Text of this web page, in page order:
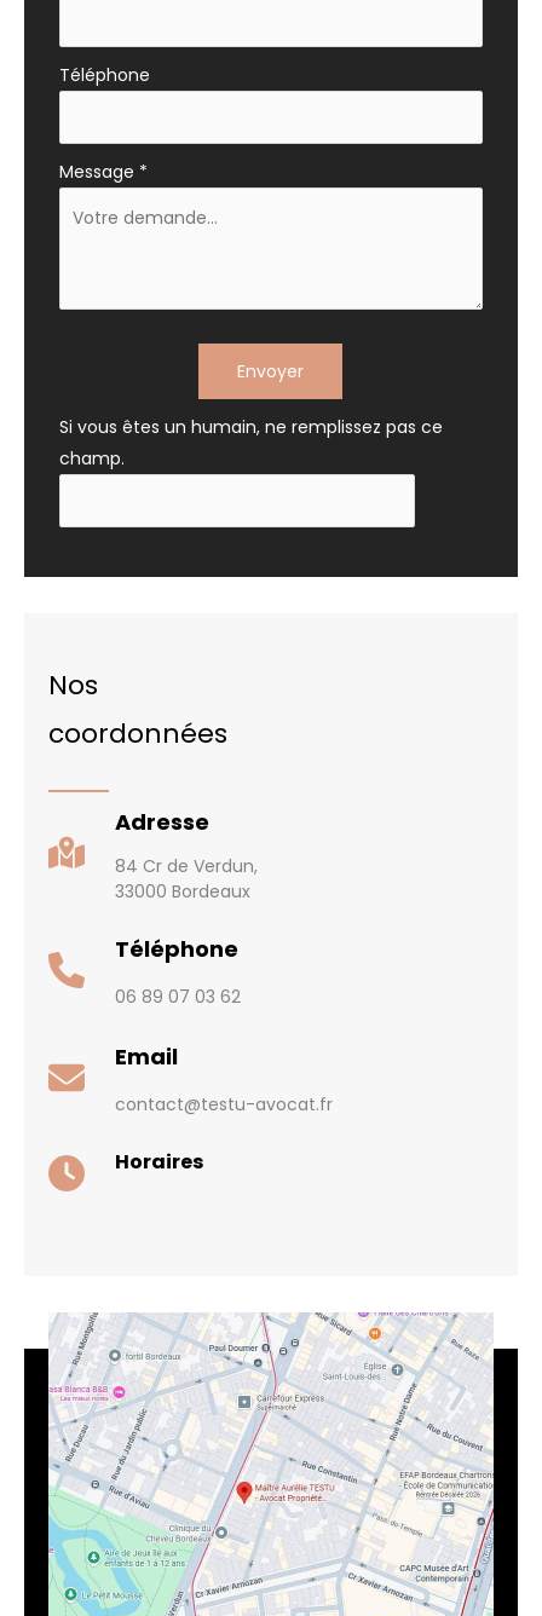
Téléphone
Message *
Envoyer
Si vous êtes un humain, ne remplissez pas ce
champ.
Nos
coordonnées
Adresse
84 Cr de Verdun,
33000 Bordeaux
Téléphone
06 89 07 03 62
Email
contact@testu-avocat.fr
Horaires